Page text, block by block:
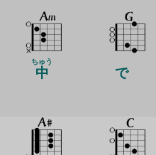
中
ちゅう
で